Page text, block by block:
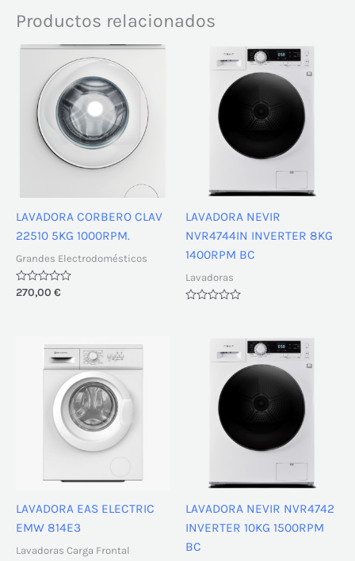
Productos relacionados
LAVADORA CORBERO CLAV
22510 5KG 1000RPM.
Grandes Electrodomésticos
Valorado
270,00 €
LAVADORA NEVIR
NVR4744IN INVERTER 8KG
1400RPM BC
Lavadoras
LAVADORA EAS ELECTRIC
EMW 814E3
Lavadoras Carga Frontal
LAVADORA NEVIR NVR4742
INVERTER 10KG 1500RPM
BC